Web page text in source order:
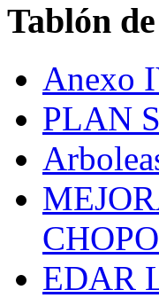
Tablón
Anexo
PLAN
EDAR